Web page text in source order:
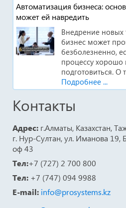
Автоматизация бизнеса:
может ей навредить
Внедрение новых
бизнес может
безболезненно,
процессу хорошо
подготовиться. О
Подробнее ...
Контакты
Адрес: г.Алматы, Казахстан,
г. Нур-Султан, ул. Иманова 19,
оф 43
Тел:+7 (727) 2 700 800
Тел: +7 (747) 094 9988
E-mail: info@prosystems.kz